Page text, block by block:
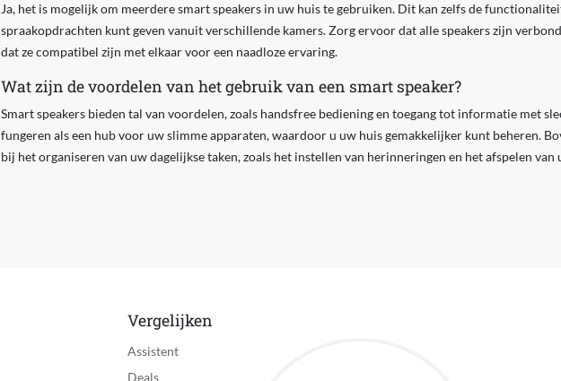
Ja, het is mogelijk om meerdere smart speakers in uw huis te gebruiken. Dit kan zelfs de
spraakopdrachten kunt geven vanuit verschillende kamers. Zorg ervoor dat alle speakers zijn
dat ze compatibel zijn met elkaar voor een naadloze ervaring.
Wat zijn de voordelen van het gebruik van een smart speaker?
Smart speakers bieden tal van voordelen, zoals handsfree bediening en toegang tot informatie met
fungeren als een hub voor uw slimme apparaten, waardoor u uw huis gemakkelijker kunt beheren.
bij het organiseren van uw dagelijkse taken, zoals het instellen van herinneringen en het afspelen
Vergelijken
Assistent
Deals